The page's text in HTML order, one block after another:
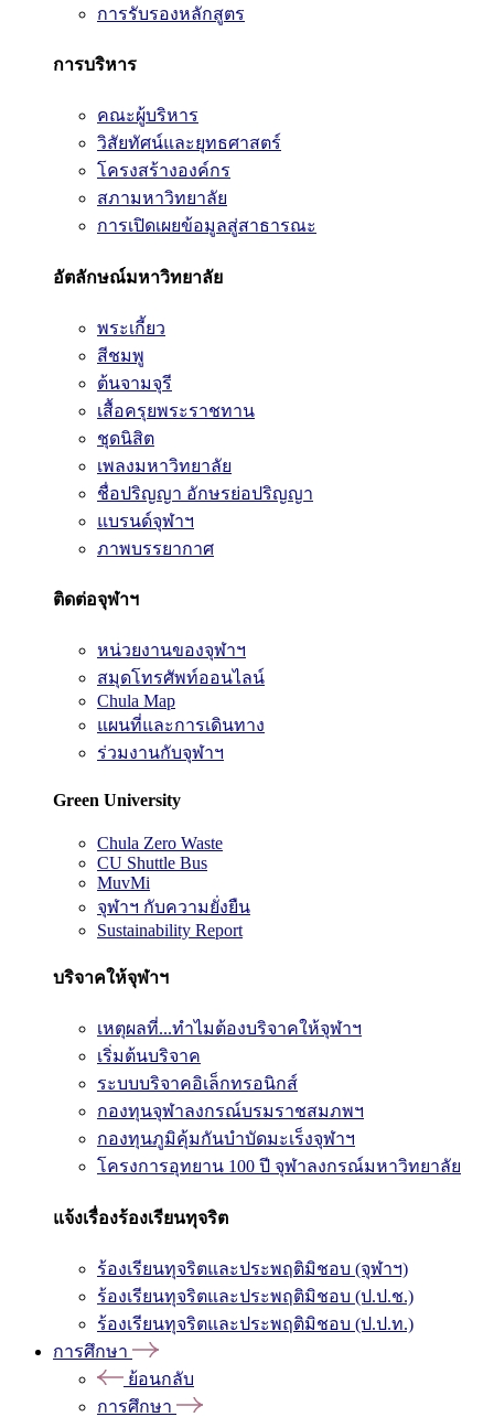
การรับรองหลักสูตร
การบริหาร
คณะผู้บริหาร
วิสัยทัศน์และยุทธศาสตร์
โครงสร้างองค์กร
สภามหาวิทยาลัย
การเปิดเผยข้อมูลสู่สาธารณะ
อัตลักษณ์มหาวิทยาลัย
พระเกี้ยว
สีชมพู
ต้นจามจุรี
เสื้อครุยพระราชทาน
ชุดนิสิต
เพลงมหาวิทยาลัย
ชื่อปริญญา อักษรย่อปริญญา
แบรนด์จุฬาฯ
ภาพบรรยากาศ
ติดต่อจุฬาฯ
หน่วยงานของจุฬาฯ
สมุดโทรศัพท์ออนไลน์
Chula Map
แผนที่และการเดินทาง
ร่วมงานกับจุฬาฯ
Green University
Chula Zero Waste
CU Shuttle Bus
MuvMi
จุฬาฯ กับความยั่งยืน
Sustainability Report
บริจาคให้จุฬาฯ
เหตุผลที่...ทำไมต้องบริจาคให้จุฬาฯ
เริ่มต้นบริจาค
ระบบบริจาคอิเล็กทรอนิกส์
กองทุนจุฬาลงกรณ์บรมราชสมภพฯ
กองทุนภูมิคุ้มกันบำบัดมะเร็งจุฬาฯ
โครงการอุทยาน 100 ปี จุฬาลงกรณ์มหาวิทยาลัย
แจ้งเรื่องร้องเรียนทุจริต
ร้องเรียนทุจริตและประพฤติมิชอบ (จุฬาฯ)
ร้องเรียนทุจริตและประพฤติมิชอบ (ป.ป.ช.)
ร้องเรียนทุจริตและประพฤติมิชอบ (ป.ป.ท.)
การศึกษา
ย้อนกลับ
การศึกษา